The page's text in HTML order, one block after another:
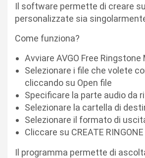
Il software permette di creare
personalizzate sia
Come funziona?
Avviare AVGO Free Ringstone
Selezionare i file che volete
cliccando su Open file
Specificare la parte audio da
Selezionare la cartella di
Selezionare il formato di
Cliccare su CREATE
Il programma permette di